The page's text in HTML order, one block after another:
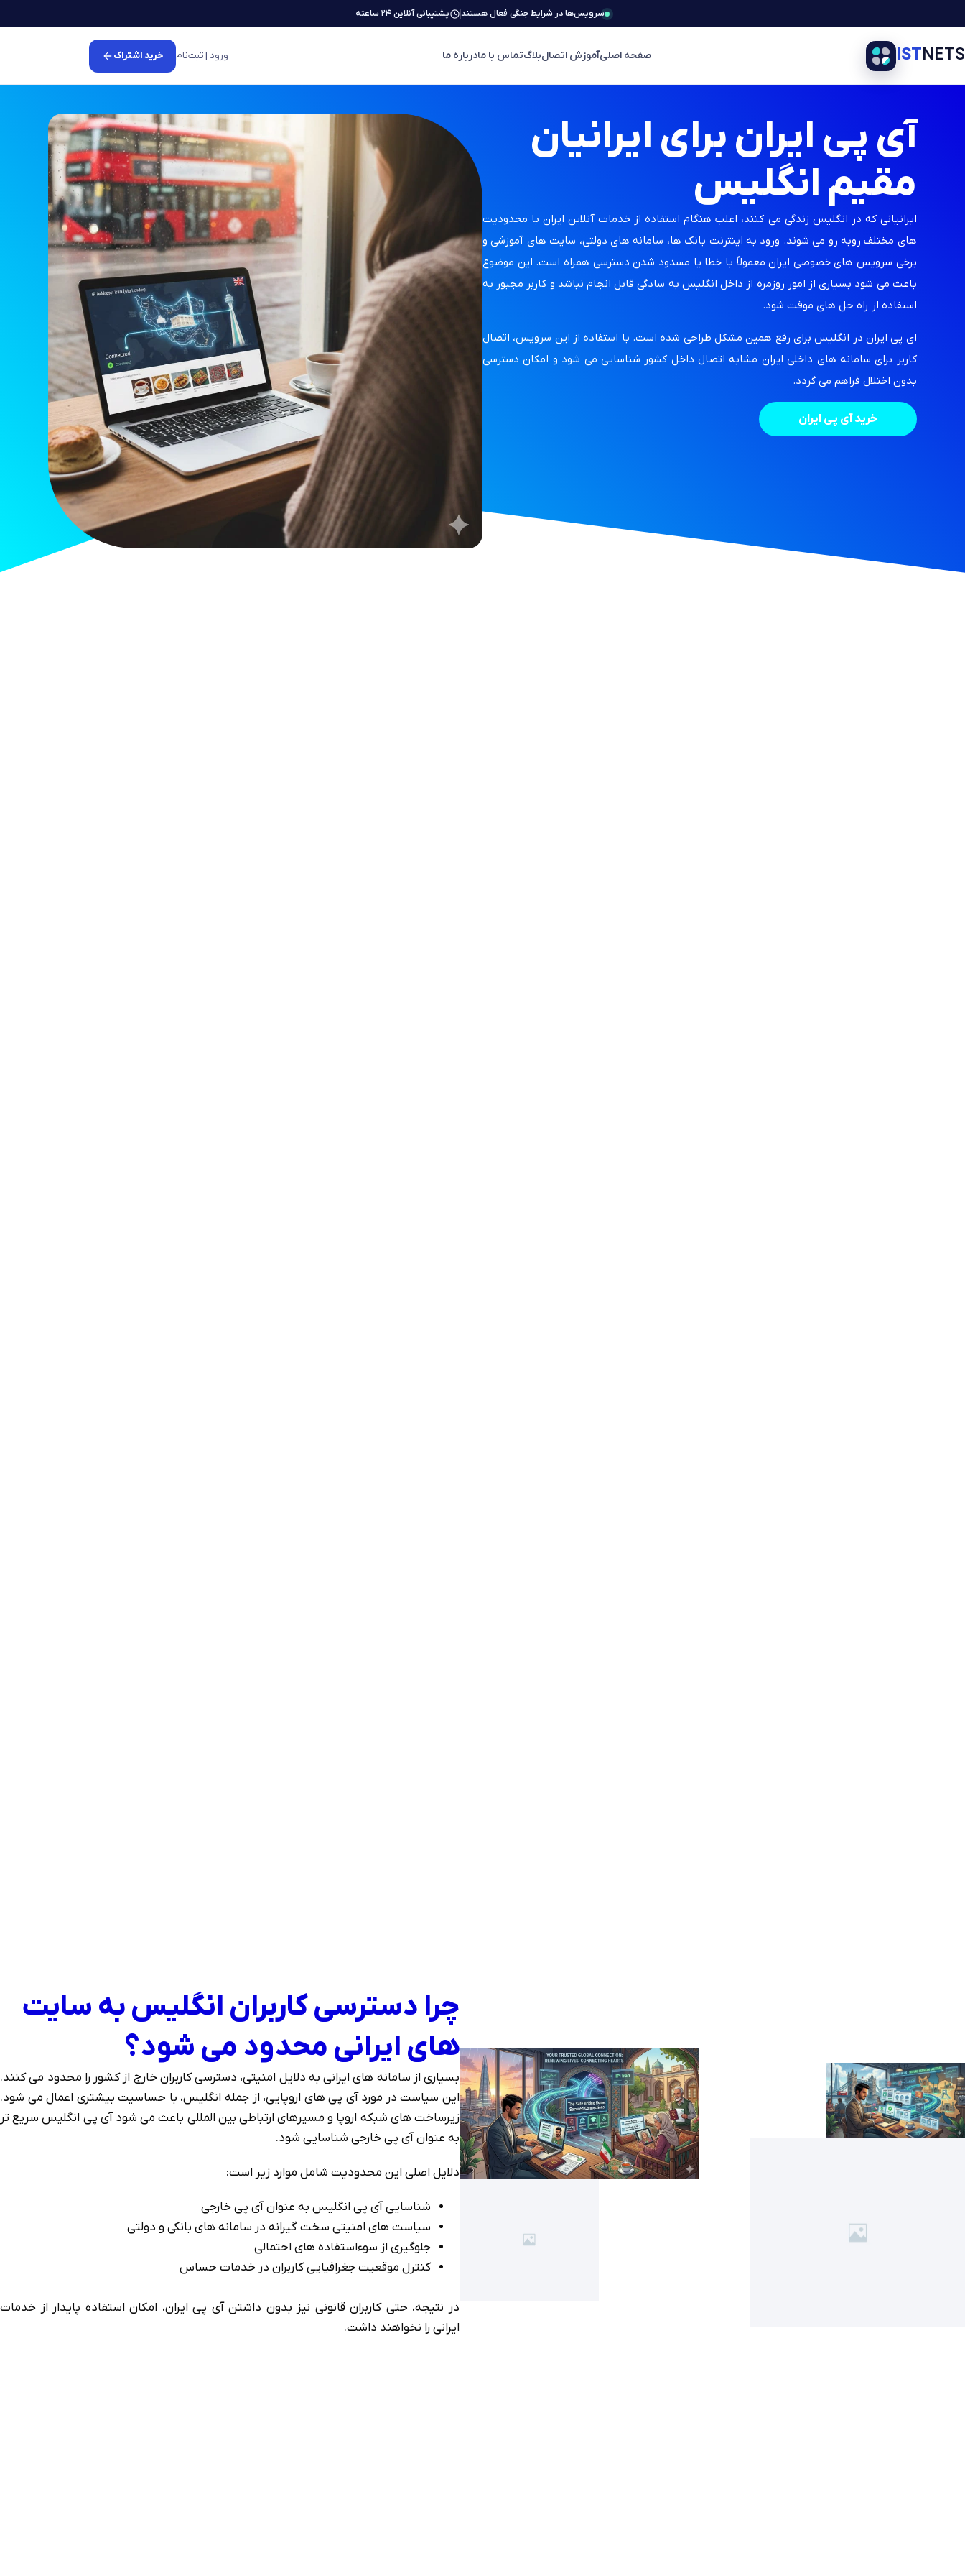
سرویس‌ها در شرایط جنگی فعال هستند پشتیبانی آنلاین ۲۴ ساعته
ISTNETS صفحه اصلیآموزش اتصالبلاگتماس با مادرباره ما ورود | ثبت‌نام خرید اشتراک
آی پی ایران برای ایرانیان
مقیم انگلیس
ایرانیانی که در انگلیس زندگی می کنند، اغلب هنگام استفاده از خدمات آنلاین ایران با محدودیت
های مختلف روبه رو می شوند. ورود به اینترنت بانک ها، سامانه های دولتی، سایت های آموزشی و
برخی سرویس های خصوصی ایران معمولاً با خطا یا مسدود شدن دسترسی همراه است. این موضوع
باعث می شود بسیاری از امور روزمره از داخل انگلیس به سادگی قابل انجام نباشد و کاربر مجبور به
استفاده از راه حل های موقت شود.
ای پی ایران در انگلیس برای رفع همین مشکل طراحی شده است. با استفاده از این سرویس، اتصال
کاربر برای سامانه های داخلی ایران مشابه اتصال داخل کشور شناسایی می شود و امکان دسترسی
بدون اختلال فراهم می گردد.
خرید آی پی ایران
چرا دسترسی کاربران انگلیس به سایت
های ایرانی محدود می شود؟
بسیاری از سامانه های ایرانی به دلایل امنیتی، دسترسی کاربران خارج از کشور را محدود می کنند.
این سیاست در مورد آی پی های اروپایی، از جمله انگلیس، با حساسیت بیشتری اعمال می شود.
زیرساخت های شبکه اروپا و مسیرهای ارتباطی بین المللی باعث می شود آی پی انگلیس سریع تر
به عنوان آی پی خارجی شناسایی شود.
دلایل اصلی این محدودیت شامل موارد زیر است:
شناسایی آی پی انگلیس به عنوان آی پی خارجی
سیاست های امنیتی سخت گیرانه در سامانه های بانکی و دولتی
جلوگیری از سوءاستفاده های احتمالی
کنترل موقعیت جغرافیایی کاربران در خدمات حساس
در نتیجه، حتی کاربران قانونی نیز بدون داشتن آی پی ایران، امکان استفاده پایدار از خدمات
ایرانی را نخواهند داشت.